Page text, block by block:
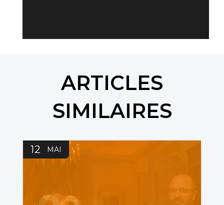
ARTICLES
SIMILAIRES
12 MAI